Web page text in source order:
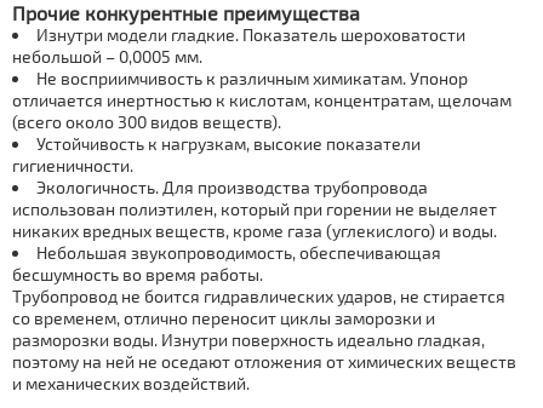
Прочие конкурентные преимущества
Изнутри модели гладкие. Показатель шероховатости
небольшой – 0,0005 мм.
Не восприимчивость к различным химикатам. Упoнoр
отличается инертностью к кислотам, концентратам, щелочам
(всего около 300 видов веществ).
Устойчивость к нагрузкам, высокие показатели
гигиеничности.
Экологичность. Для производства тpубопровода
использован полиэтилен, который при горении не выделяет
никаких вредных веществ, кроме газа (углекислого) и воды.
Небольшая звукопроводимость, обеспечивающая
бесшумность во время работы.
Тpубопровод не боится гидравлических ударов, не стирается
со временем, отлично переносит циклы заморозки и
разморозки воды. Изнутри поверхность идеально гладкая,
поэтому на ней не оседают отложения от химических веществ
и механических воздействий.